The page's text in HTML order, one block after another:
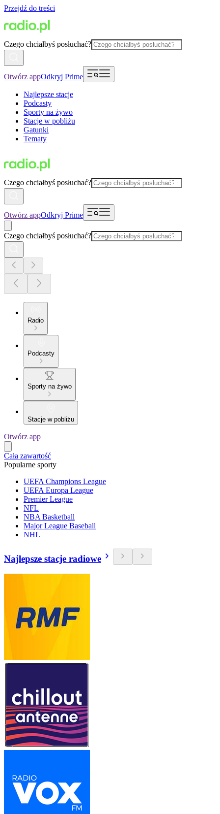
Przejdź do treści
Czego chciałbyś posłuchać?
Otwórz appOdkryj Prime
Najlepsze stacje
Podcasty
Sporty na żywo
Stacje w pobliżu
Gatunki
Tematy
Czego chciałbyś posłuchać?
Otwórz appOdkryj Prime
Czego chciałbyś posłuchać?
Radio
Podcasty
Sporty na żywo
Stacje w pobliżu
Otwórz app
Cała zawartość
Popularne sporty
UEFA Champions League
UEFA Europa League
Premier League
NFL
NBA Basketball
Major League Baseball
NHL
Najlepsze stacje radiowe